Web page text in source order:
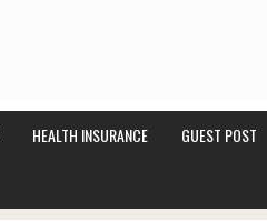
HEALTH INSURANCE GUEST POST